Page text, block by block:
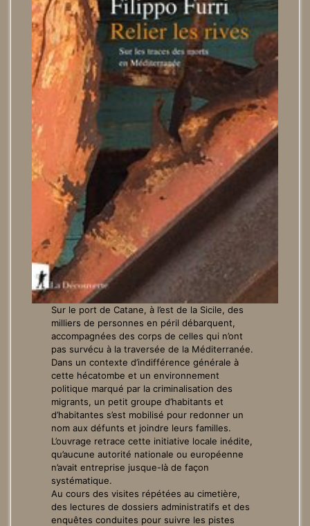
Sur le port de Catane, à l’est de la Sicile, des
milliers de personnes en péril débarquent,
accompagnées des corps de celles qui n’ont
pas survécu à la traversée de la Méditerranée.
Dans un contexte d’indifférence générale à
cette hécatombe et un environnement
politique marqué par la criminalisation des
migrants, un petit groupe d’habitants et
d’habitantes s’est mobilisé pour redonner un
nom aux défunts et joindre leurs familles.
L’ouvrage retrace cette initiative locale inédite,
qu’aucune autorité nationale ou européenne
n’avait entreprise jusque-là de façon
systématique.
Au cours des visites répétées au cimetière,
des lectures de dossiers administratifs et des
enquêtes conduites pour suivre les pistes